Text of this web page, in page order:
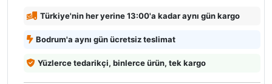
Türkiye'nin her yerine 13:00'a kadar aynı gün kargo
Bodrum'a aynı gün ücretsiz teslimat
Yüzlerce tedarikçi, binlerce ürün, tek kargo